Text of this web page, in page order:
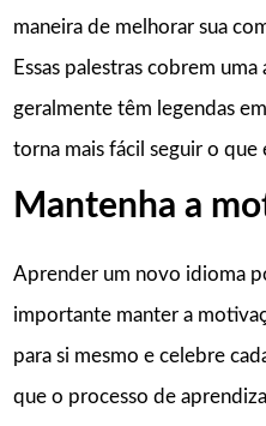
maneira de melhorar sua
Essas palestras cobrem
geralmente têm legendas
torna mais fácil seguir o que
Mantenha a
Aprender um novo idioma
importante manter a
para si mesmo e celebre
que o processo de